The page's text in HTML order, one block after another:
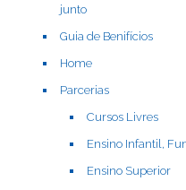
junto
Guia de Benifícios
Home
Parcerias
Cursos Livres
Ensino Infantil,
Ensino Superior